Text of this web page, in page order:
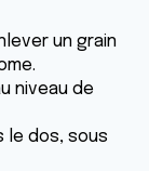
un grain
niveau de
le dos, sous